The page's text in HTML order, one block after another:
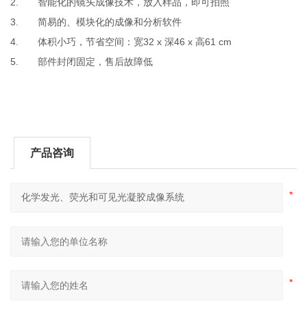
智能化的镜头成像技术，放入样品，即可拍照
3.简易的、模块化的成像和分析软件
4.体积小巧，节省空间：宽32 x深46 x高61 cm
5.部件封闭固定，售后故障低
产品咨询